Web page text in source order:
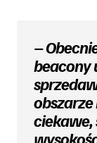
–
beacony
ciekawe,